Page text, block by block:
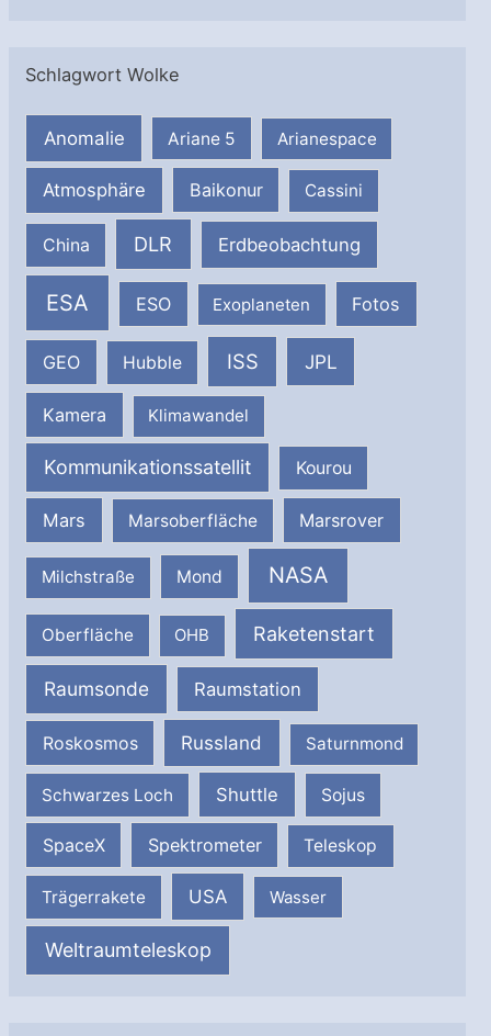
Schlagwort Wolke
Anomalie Ariane 5 Arianespace
Atmosphäre Baikonur Cassini
China DLR Erdbeobachtung
ESA ESO Exoplaneten Fotos
GEO Hubble ISS JPL
Kamera Klimawandel
Kommunikationssatellit Kourou
Mars Marsoberfläche Marsrover
Milchstraße Mond NASA
Oberfläche OHB Raketenstart
Raumsonde Raumstation
Roskosmos Russland Saturnmond
Schwarzes Loch Shuttle Sojus
SpaceX Spektrometer Teleskop
Trägerrakete USA Wasser
Weltraumteleskop